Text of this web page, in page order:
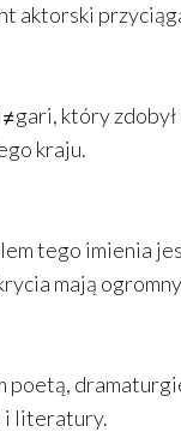
aktorski
który
kraju.
tego imienia
mają
poetą,
i literatury.